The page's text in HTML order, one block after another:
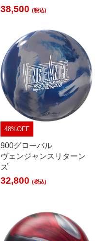
38,500(税込)
48%OFF
900グローバル
ヴェンジャンスリターン
ズ
32,800(税込)